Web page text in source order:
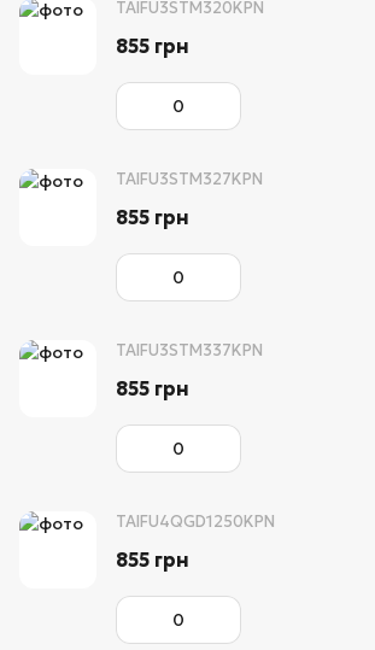
TAIFU3STM320KPN
855 грн
TAIFU3STM327KPN
855 грн
TAIFU3STM337KPN
855 грн
TAIFU4QGD1250KPN
855 грн